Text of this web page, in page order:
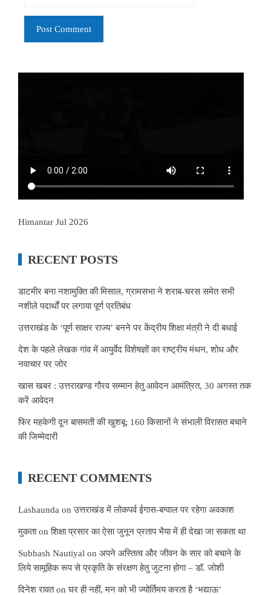
Himantar Jul 2026
RECENT POSTS
डाटमीर बना नशामुक्ति की मिसाल, ग्रामसभा ने शराब-चरस समेत सभी
नशीले पदार्थों पर लगाया पूर्ण प्रतिबंध
उत्तराखंड के ‘पूर्ण साक्षर राज्य’ बनने पर केंद्रीय शिक्षा मंत्री ने दी बधाई
देश के पहले लेखक गांव में आयुर्वेद विशेषज्ञों का राष्ट्रीय मंथन, शोध और
नवाचार पर जोर
खास खबर : उत्तराखण्ड गौरव सम्मान हेतु आवेदन आमंत्रित, 30 अगस्त तक
करें आवेदन
फिर महकेगी दून बासमती की खुशबू: 160 किसानों ने संभाली विरासत बचाने
की जिम्मेदारी
RECENT COMMENTS
Lashaunda onउत्तराखंड में लोकपर्व ईगास-बग्वाल पर रहेगा अवकाश
मुकताonशिक्षा प्रसार का ऐसा जुनून प्रताप भैया में ही देखा जा सकता था
Subhash Nautiyal on अपने अस्तित्व और जीवन के सार को बचाने के
लिये सामूहिक रूप से प्रकृति के संरक्षण हेतु जुटना होगा – डॉ. जोशी
दिनेश रावतonघर ही नहीं, मन को भी ज्योर्तिमय करता है ‘भद्याऊ’